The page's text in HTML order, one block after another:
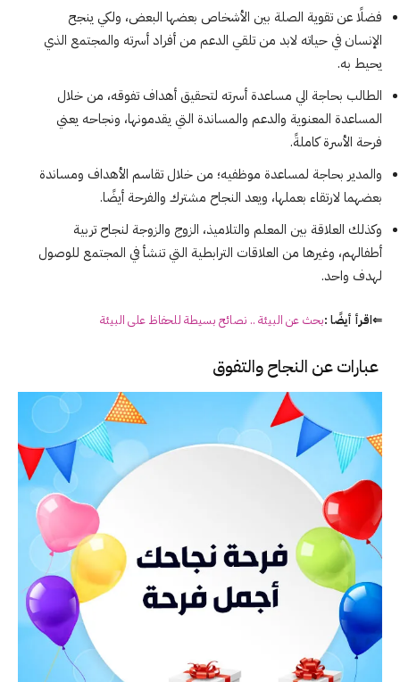
فضلًا عن تقوية الصلة بين الأشخاص بعضها البعض، ولكي ينجح
الإنسان في حياته لابد من تلقي الدعم من أفراد أسرته والمجتمع الذي
يحيط به.
الطالب بحاجة الي مساعدة أسرته لتحقيق أهداف تفوقه، من خلال
المساعدة المعنوية والدعم والمساندة التي يقدمونها، ونجاحه يعني
فرحة الأسرة كاملةً.
والمدير بحاجة لمساعدة موظفيه؛ من خلال تقاسم الأهداف ومساندة
بعضهما لارتقاء بعملها، ويعد النجاح مشترك والفرحة أيضًا.
وكذلك العلاقة بين المعلم والتلاميذ، الزوج والزوجة لنجاح تربية
أطفالهم، وغيرها من العلاقات الترابطية التي تنشأ في المجتمع للوصول
لهدف واحد.
⇐اقرأ أيضًا :بحث عن البيئة .. نصائح بسيطة للحفاظ على البيئة
عبارات عن النجاح والتفوق